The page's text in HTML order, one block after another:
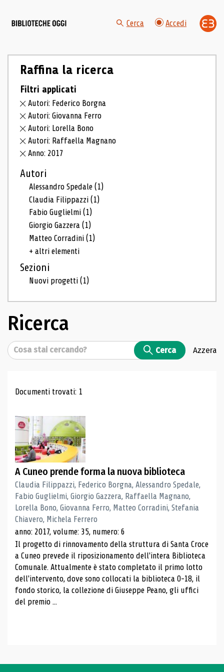
Cerca Accedi
Raffina la ricerca
Filtri applicati
Autori: Federico Borgna
Autori: Giovanna Ferro
Autori: Lorella Bono
Autori: Raffaella Magnano
Anno: 2017
Autori
Alessandro Spedale(1)
Claudia Filippazzi(1)
Fabio Guglielmi(1)
Giorgio Gazzera(1)
Matteo Corradini(1)
+ altri elementi
Sezioni
Nuovi progetti(1)
Ricerca
Cerca Cerca Azzera
Risultati di ricerca
Documenti trovati: 1
A Cuneo prende forma la nuova biblioteca
Claudia Filippazzi, Federico Borgna, Alessandro Spedale,
Fabio Guglielmi, Giorgio Gazzera, Raffaella Magnano,
Lorella Bono, Giovanna Ferro, Matteo Corradini, Stefania
Chiavero, Michela Ferrero
anno: 2017, volume: 35, numero: 6
Il progetto di rinnovamento della struttura di Santa Croce
a Cuneo prevede il riposizionamento dell'intera Biblioteca
Comunale. Attualmente è stato completato il primo lotto
dell'intervento, dove sono collocati la biblioteca 0-18, il
fondo storico, la collezione di Giuseppe Peano, gli uffici
del premio ...